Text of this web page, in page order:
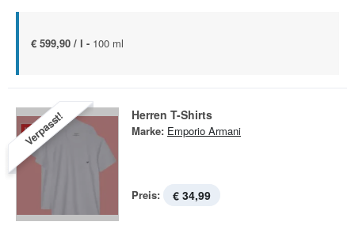
€ 599,90 / l - 100 ml
Verpasst! Herren T-Shirts
Marke: Emporio Armani
Preis: € 34,99